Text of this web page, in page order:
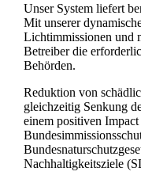
Unser System liefert
Mit unserer
Lichtimmissionen und
Betreiber die
Behörden.
Reduktion von
gleichzeitig Senkung
einem positiven
Nachhaltigkeitsziele